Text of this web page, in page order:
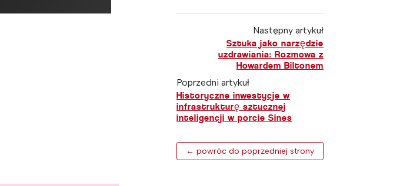
Następny artykuł
Sztuka jako narzędzie
uzdrawiania: Rozmowa z
Howardem Biltonem
Poprzedni artykuł
Historyczne inwestycje w
infrastrukturę sztucznej
inteligencji w porcie Sines
← powróc do poprzedniej strony